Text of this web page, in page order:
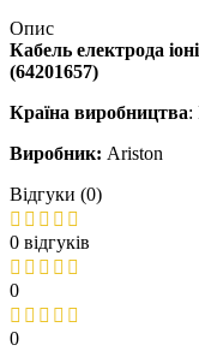
Опис
Кабель електрода
(64201657)
Країна виробництва:
Виробник: Ariston
Відгуки (0)
0 відгуків
0
0